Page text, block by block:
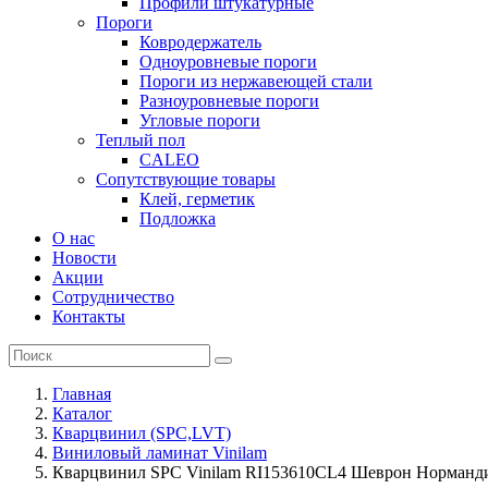
Пороги
Ковродержатель
Одноуровневые пороги
Пороги из нержавеющей стали
Разноуровневые пороги
Угловые пороги
Теплый пол
CALEO
Сопутствующие товары
Клей, герметик
Подложка
О нас
Новости
Акции
Сотрудничество
Контакты
Главная
Каталог
Кварцвинил (SPC,LVT)
Виниловый ламинат Vinilam
Кварцвинил SPC Vinilam RI153610CL4 Шеврон